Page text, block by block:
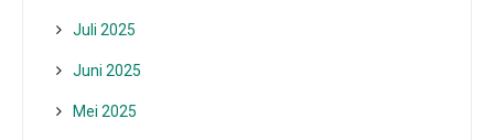
Juli 2025
Juni 2025
Mei 2025